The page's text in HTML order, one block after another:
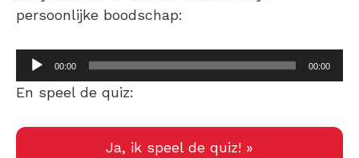
persoonlijke boodschap:
Audiospeler
00:00 00:00
En speel de quiz:
Ja, ik speel de quiz! »